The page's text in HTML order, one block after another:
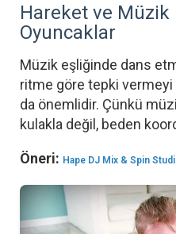
Hareket ve
Oyuncaklar
Müzik eşliğinde dans
ritme göre tepki
da önemlidir. Çünkü
kulakla değil, beden
Öneri: Hape DJ Mix & Spin